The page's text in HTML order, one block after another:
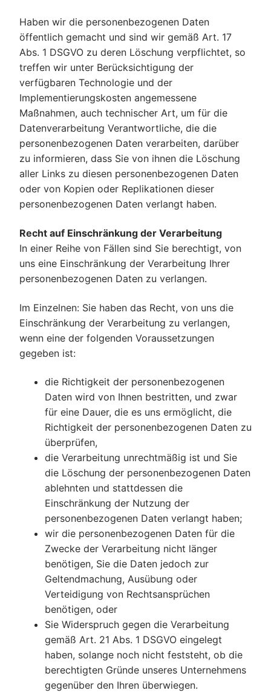
Haben wir die personenbezogenen Daten
öffentlich gemacht und sind wir gemäß Art. 17
Abs. 1 DSGVO zu deren Löschung verpflichtet, so
treffen wir unter Berücksichtigung der
verfügbaren Technologie und der
Implementierungskosten angemessene
Maßnahmen, auch technischer Art, um für die
Datenverarbeitung Verantwortliche, die die
personenbezogenen Daten verarbeiten, darüber
zu informieren, dass Sie von ihnen die Löschung
aller Links zu diesen personenbezogenen Daten
oder von Kopien oder Replikationen dieser
personenbezogenen Daten verlangt haben.
Recht auf Einschränkung der Verarbeitung
In einer Reihe von Fällen sind Sie berechtigt, von
uns eine Einschränkung der Verarbeitung Ihrer
personenbezogenen Daten zu verlangen.
Im Einzelnen: Sie haben das Recht, von uns die
Einschränkung der Verarbeitung zu verlangen,
wenn eine der folgenden Voraussetzungen
gegeben ist:
die Richtigkeit der personenbezogenen
Daten wird von Ihnen bestritten, und zwar
für eine Dauer, die es uns ermöglicht, die
Richtigkeit der personenbezogenen Daten zu
überprüfen,
die Verarbeitung unrechtmäßig ist und Sie
die Löschung der personenbezogenen Daten
ablehnten und stattdessen die
Einschränkung der Nutzung der
personenbezogenen Daten verlangt haben;
wir die personenbezogenen Daten für die
Zwecke der Verarbeitung nicht länger
benötigen, Sie die Daten jedoch zur
Geltendmachung, Ausübung oder
Verteidigung von Rechtsansprüchen
benötigen, oder
Sie Widerspruch gegen die Verarbeitung
gemäß Art. 21 Abs. 1 DSGVO eingelegt
haben, solange noch nicht feststeht, ob die
berechtigten Gründe unseres Unternehmens
gegenüber den Ihren überwiegen.